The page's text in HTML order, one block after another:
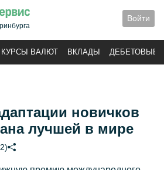
Войти
КУРСЫ ВАЛЮТ ВКЛАДЫ ДЕБЕТОВЫЕ
новичков
лучшей в мире